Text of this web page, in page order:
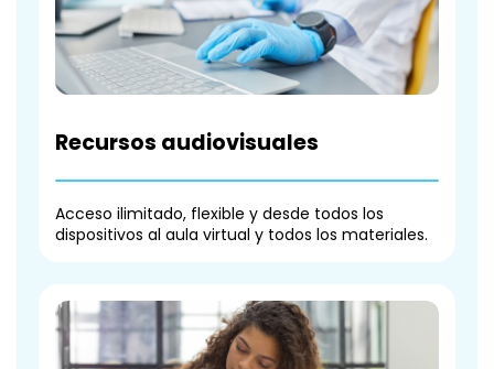
Recursos audiovisuales
Acceso ilimitado, flexible y desde todos los
dispositivos al aula virtual y todos los materiales.